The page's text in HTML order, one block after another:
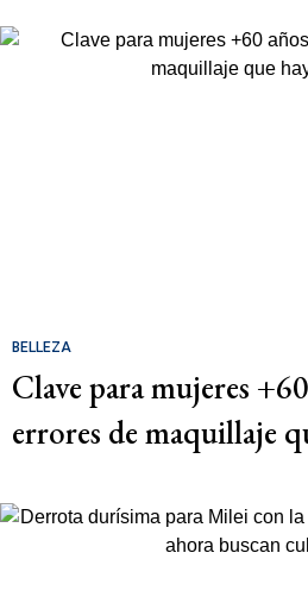
BELLEZA
Clave para mujeres
errores de maquillaje